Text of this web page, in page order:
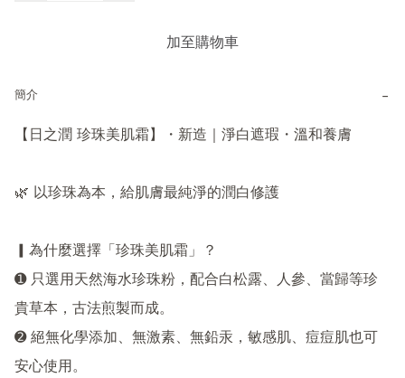
加至購物車
簡介 −
【日之潤 珍珠美肌霜】・新造｜淨白遮瑕・溫和養膚
🌿 以珍珠為本，給肌膚最純淨的潤白修護
▎為什麼選擇「珍珠美肌霜」？
➊ 只選用天然海水珍珠粉，配合白松露、人參、當歸等珍
貴草本，古法煎製而成。
➋ 絕無化學添加、無激素、無鉛汞，敏感肌、痘痘肌也可
安心使用。